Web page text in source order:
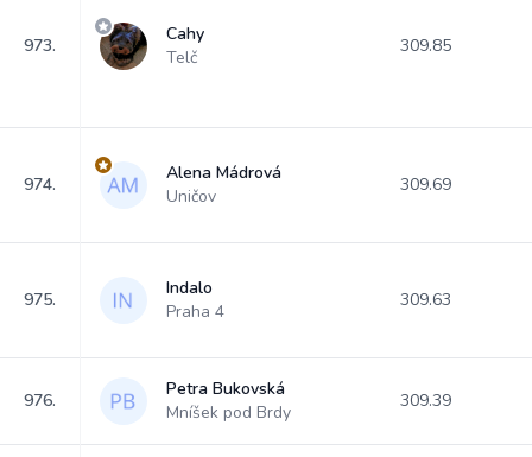
973.
Cahy
Telč
309.85
974.
Alena Mádrová
Uničov
309.69
975.
Indalo
Praha 4
309.63
976.
Petra Bukovská
Mníšek pod Brdy
309.39